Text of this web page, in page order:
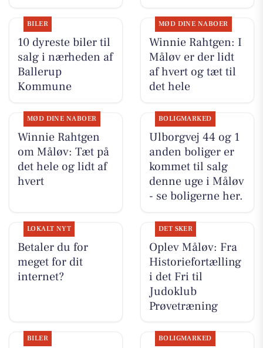
BILER
10 dyreste biler til
salg i nærheden af
Ballerup
Kommune
MØD DINE NABOER
Winnie Rahtgen: I
Måløv er der lidt
af hvert og tæt til
det hele
MØD DINE NABOER
Winnie Rahtgen
om Måløv: Tæt på
det hele og lidt af
hvert
BOLIGMARKED
Ulborgvej 44 og 1
anden boliger er
kommet til salg
denne uge i Måløv
- se boligerne her.
LOKALT NYT
Betaler du for
meget for dit
internet?
DET SKER
Oplev Måløv: Fra
Historiefortælling
i det Fri til
Judoklub
Prøvetræning
BILER BOLIGMARKED